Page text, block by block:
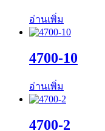
อ่านเพิ่ม
4700-10
อ่านเพิ่ม
4700-2